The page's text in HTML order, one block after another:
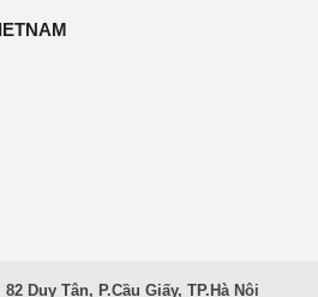
Duy Tân, P.Cầu Giấy, TP.Hà Nội